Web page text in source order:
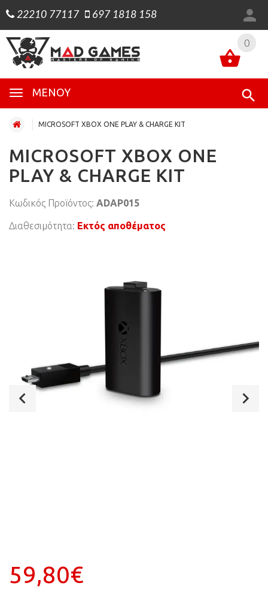
22210 77117 697 1818 158
0
ΜΕΝΟΎ
0
MICROSOFT XBOX ONE PLAY & CHARGE KIT
MICROSOFT XBOX ONE
PLAY & CHARGE KIT
Κωδικός Προϊόντος: ADAP015
Διαθεσιμότητα: Εκτός αποθέματος
59,80€